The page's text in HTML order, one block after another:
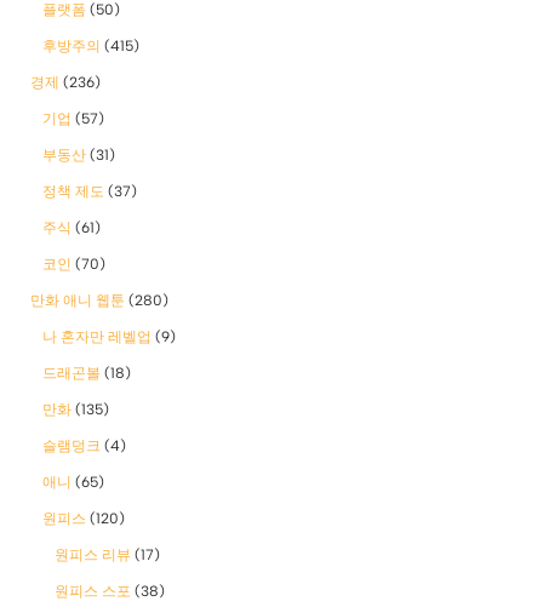
플랫폼 (50)
후방주의 (415)
경제 (236)
기업 (57)
부동산 (31)
정책 제도 (37)
주식 (61)
코인 (70)
만화 애니 웹툰 (280)
나 혼자만 레벨업 (9)
드래곤볼 (18)
만화 (135)
슬램덩크 (4)
애니 (65)
원피스 (120)
원피스 리뷰 (17)
원피스 스포 (38)